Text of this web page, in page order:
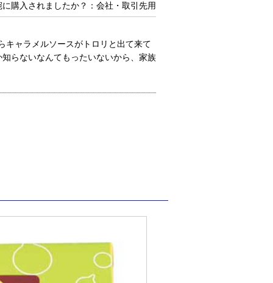
に購入されましたか？：会社・取引先用
キャラメルソースがトロリと出て来て
らないなんてもったいないから、家族